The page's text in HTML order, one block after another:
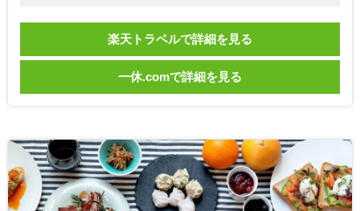
楽天トラベルで詳細を見る
一休.comで詳細を見る